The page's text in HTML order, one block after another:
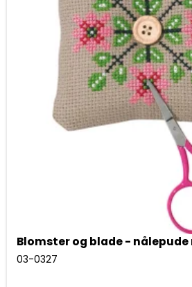
Blomster og blade -
03-0327